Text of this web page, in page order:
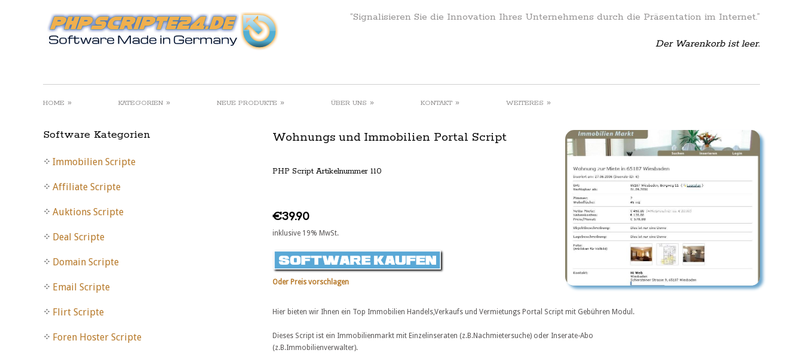
“Signalisieren Sie die Innovation Ihres Unternehmens durch die Präsentation im Internet.”
Der Warenkorb ist leer.
HOME » KATEGORIEN » NEUE PRODUKTE » ÜBER UNS » KONTAKT » WEITERES »
Wohnungs und Immobilien Portal Script
PHP Script Artikelnummer 110
€39.90
inklusive 19% MwSt.
Oder Preis vorschlagen
Hier bieten wir Ihnen ein Top Immobilien Handels,Verkaufs und Vermietungs Portal Script mit Gebühren Modul.
Dieses Script ist ein Immobilienmarkt mit Einzelinseraten (z.B.Nachmietersuche) oder Inserate-Abo
(z.B.Immobilienverwalter).
Software Kategorien
Immobilien Scripte
Affiliate Scripte
Auktions Scripte
Deal Scripte
Domain Scripte
Email Scripte
Flirt Scripte
Foren Hoster Scripte